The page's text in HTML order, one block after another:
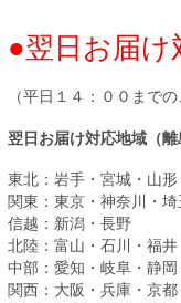
●翌日お届け
（平日１４：００まで
翌日お届け対応地域（
東北：岩手・宮城・山
関東：東京・神奈川・
信越：新潟・長野
北陸：富山・石川・福井
中部：愛知・岐阜・静
関西：大阪・兵庫・京